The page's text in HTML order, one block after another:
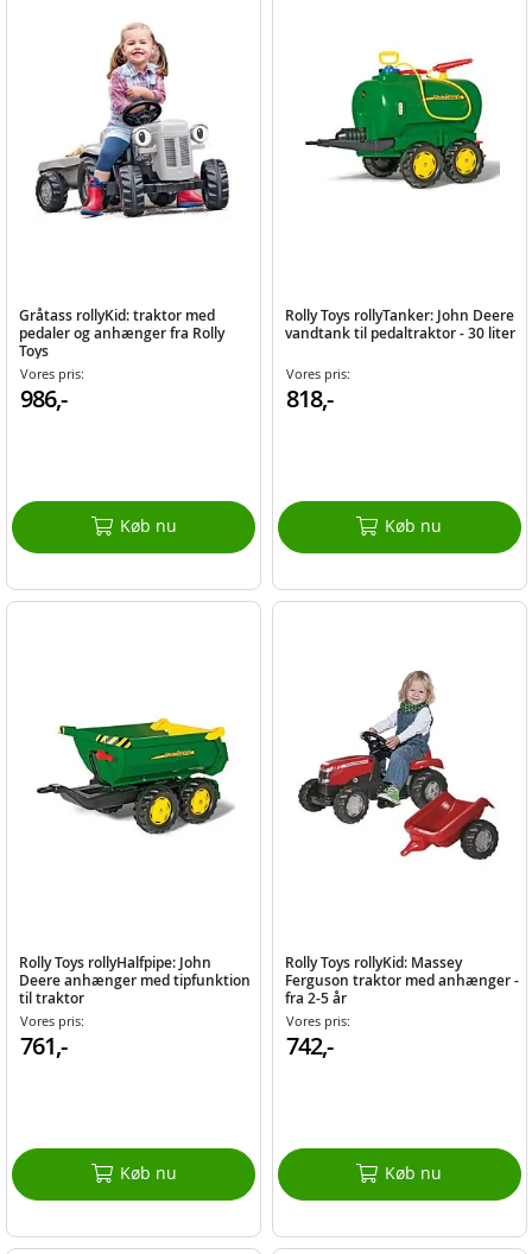
Gråtass rollyKid: traktor med
pedaler og anhænger fra Rolly
Toys
Vores pris:
986,-
Køb nu
Rolly Toys rollyTanker: John Deere
vandtank til pedaltraktor - 30 liter
Vores pris:
818,-
Køb nu
Rolly Toys rollyHalfpipe: John
Deere anhænger med tipfunktion
til traktor
Vores pris:
761,-
Køb nu
Rolly Toys rollyKid: Massey
Ferguson traktor med anhænger -
fra 2-5 år
Vores pris:
742,-
Køb nu